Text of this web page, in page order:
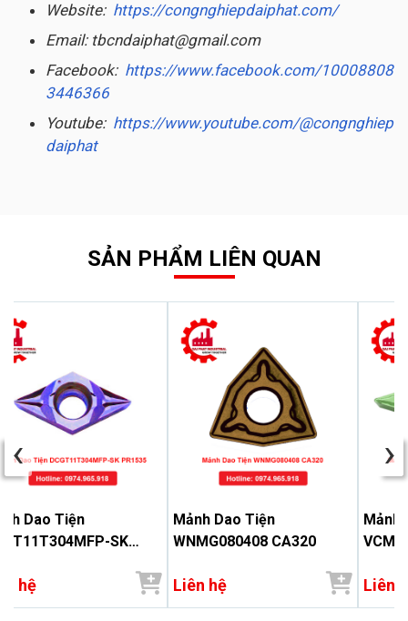
Website: https://congnghiepdaiphat.com/
Email: tbcndaiphat@gmail.com
Facebook: https://www.facebook.com/10008808
3446366
Youtube: https://www.youtube.com/@congnghiep
daiphat
SẢN PHẨM LIÊN QUAN
Dao Tiện
SK
hệ
Mảnh Dao Tiện
WNMG080408 CA320
Liên hệ
Mảnh
Liên
‹ ›